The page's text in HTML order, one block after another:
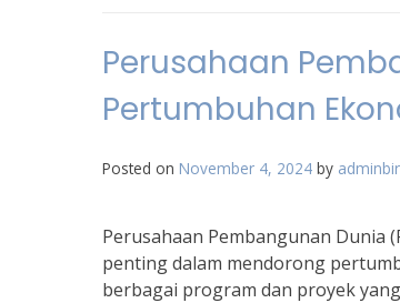
Perusahaan
Pertumbuhan
Posted on November 4, 2024 by adminbir
Perusahaan Pembangunan Dunia
penting dalam mendorong
berbagai program dan proyek